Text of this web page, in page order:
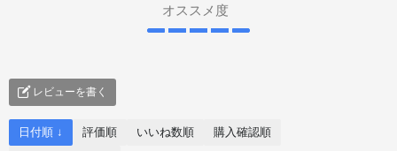
オススメ度
レビューを書く
日付順 ↓ 評価順 いいね数順 購入確認順